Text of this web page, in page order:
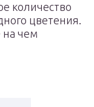
количество
цветения.
на чем